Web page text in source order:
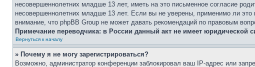
несовершеннолетних младше 13 лет, иметь на это письменное согласие
несовершеннолетних младше 13 лет. Если вы не уверены, применимо ли
внимание, что phpBB Group не может давать рекомендаций по правовым
Примечание переводчика: в России данный акт не имеет юридической
Вернуться к началу
» Почему я не могу зарегистрироваться?
Возможно, администратор конференции заблокировал ваш IP-адрес или